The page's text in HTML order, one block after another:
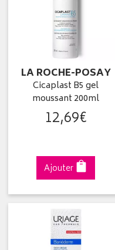
LA ROCHE-POSAY
Cicaplast B5 gel
moussant 200ml
12,69€
Ajouter